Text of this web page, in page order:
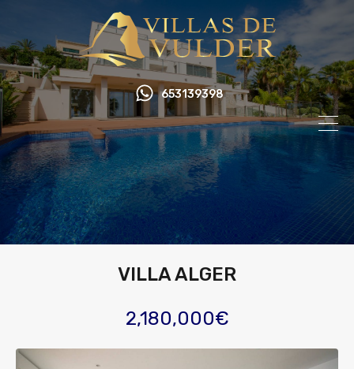
653139398
VILLA ALGER
2,180,000€